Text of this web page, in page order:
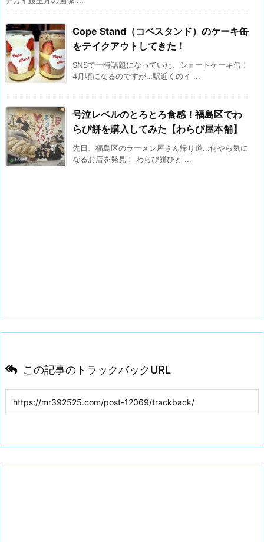
Cope Stand（コペスタンド）のケーキ缶
をテイクアウトしてきた！
SNSで一時話題になっていた、ショートケーキ缶！
4月頃になるのですが…駅近くのイ ...
号泣レベルのとろとろ食感！福島区でわ
らび餅を購入してみた【わらび屋本舗】
先日、福島区のラーメン屋さん帰り道...何やら気に
なるお店を発見！ わらび餅ひと ...
この記事のトラックバックURL